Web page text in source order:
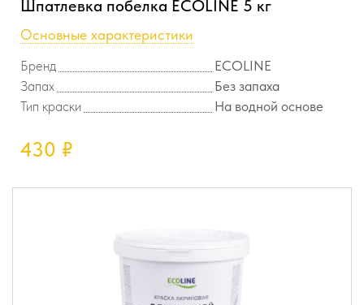
Шпатлевка побелка ECOLINE 5 кг
Основные характеристики
Бренд
ECOLINE
Запах
Без запаха
Тип краски
На водной основе
430 ₽